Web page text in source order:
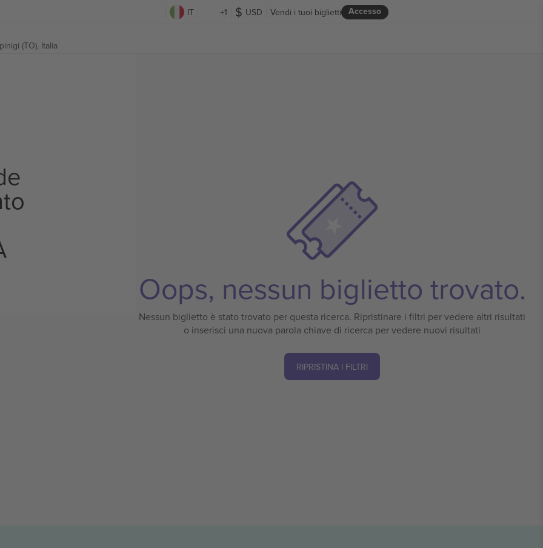
IT +1 USD Accesso
Vendi i tuoi biglietti
(TO), Italia
Oops, nessun biglietto trovato.
Nessun biglietto è stato trovato per questa ricerca. Ripristinare i filtri per vedere altri risultati
o inserisci una nuova parola chiave di ricerca per vedere nuovi risultati
RIPRISTINA I FILTRI